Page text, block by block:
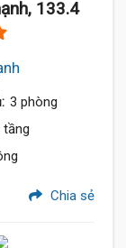
133.4
3 phòng
tầng
Chia sẻ